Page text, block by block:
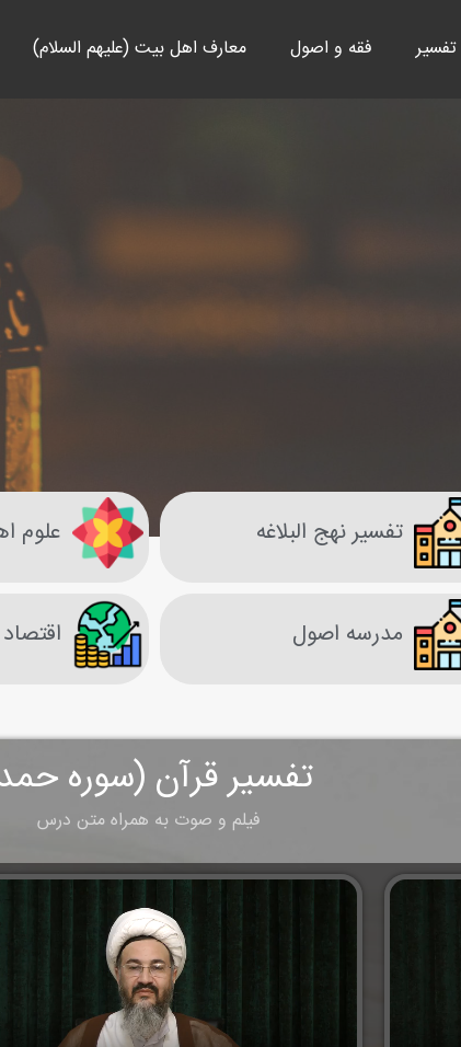
تفسیر فقه و اصول معارف اهل بیت (علیهم السلام)
تفسیر نهج البلاغه علوم
مدرسه اصول
تفسير قرآن (سوره
فيلم و صوت به همراه متن درس